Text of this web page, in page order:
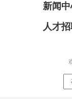
新闻
人才